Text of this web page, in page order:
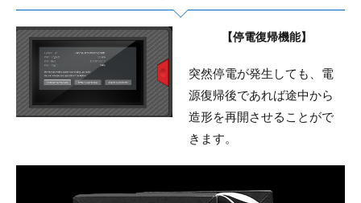
【停電復帰機能】
突然停電が発生しても、電
源復帰後であれば途中から
造形を再開させることがで
きます。